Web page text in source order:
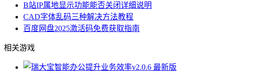
B站IP属地显示功能能否关闭详细说明
CAD字体乱码三种解决方法教程
百度网盘2025激活码免费获取指南
相关游戏